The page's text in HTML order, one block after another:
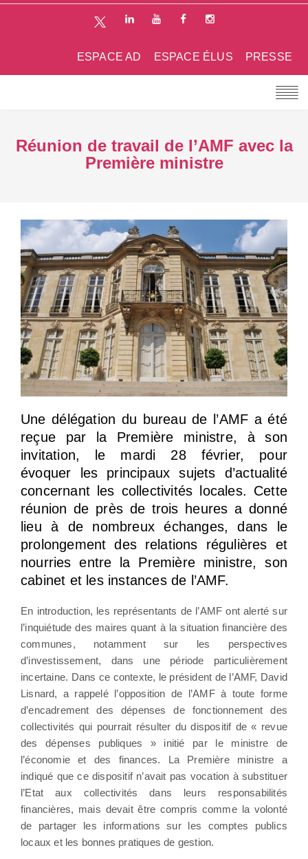
PRESSE
ESPACE ÉLUS
ESPACE AD
Réunion de travail de l’AMF avec la
Première ministre
Une délégation du bureau de l’AMF a été
reçue par la Première ministre, à son
invitation, le mardi 28 février, pour
évoquer les principaux sujets d’actualité
concernant les collectivités locales. Cette
réunion de près de trois heures a donné
lieu à de nombreux échanges, dans le
prolongement des relations régulières et
nourries entre la Première ministre, son
cabinet et les instances de l’AMF.
En introduction, les représentants de l’AMF ont alerté sur
l’inquiétude des maires quant à la situation financière des
communes, notamment sur les perspectives
d’investissement, dans une période particulièrement
incertaine. Dans ce contexte, le président de l’AMF, David
Lisnard, a rappelé l’opposition de l’AMF à toute forme
d’encadrement des dépenses de fonctionnement des
collectivités qui pourrait résulter du dispositif de « revue
des dépenses publiques » initié par le ministre de
l’économie et des finances. La Première ministre a
indiqué que ce dispositif n’avait pas vocation à substituer
l’Etat aux collectivités dans leurs responsabilités
financières, mais devait être compris comme la volonté
de partager les informations sur les comptes publics
locaux et les bonnes pratiques de gestion.